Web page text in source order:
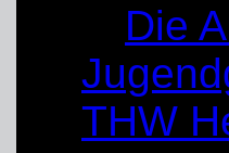
Die
THW